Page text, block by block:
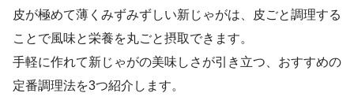
皮が極めて薄くみずみずしい新じゃがは、皮ごと調理する
ことで風味と栄養を丸ごと摂取できます。
手軽に作れて新じゃがの美味しさが引き立つ、おすすめの
定番調理法を3つ紹介します。